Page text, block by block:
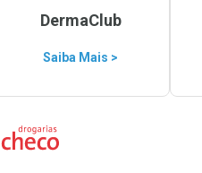
DermaClub
Saiba Mais >